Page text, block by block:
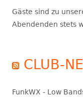
Gäste sind zu
Abendenden stets
CLUB-
FunkWX - Low